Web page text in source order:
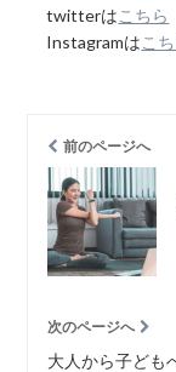
twitterはこちら
Instagramはこ
前のページへ
次のページへ
大人から子ども